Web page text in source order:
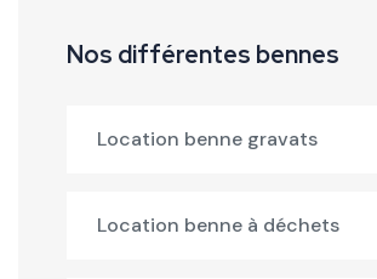
Nos différentes bennes
Location benne gravats
Location benne à déchets